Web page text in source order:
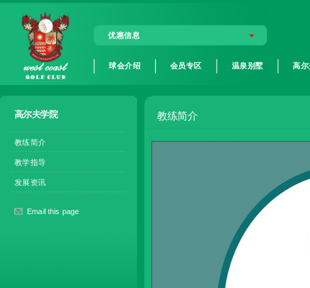
优惠信息
球会介绍 会员专区 温泉别墅 高
高尔夫学院
教练简介
教学指导
发展资讯
Email this page
教练简介